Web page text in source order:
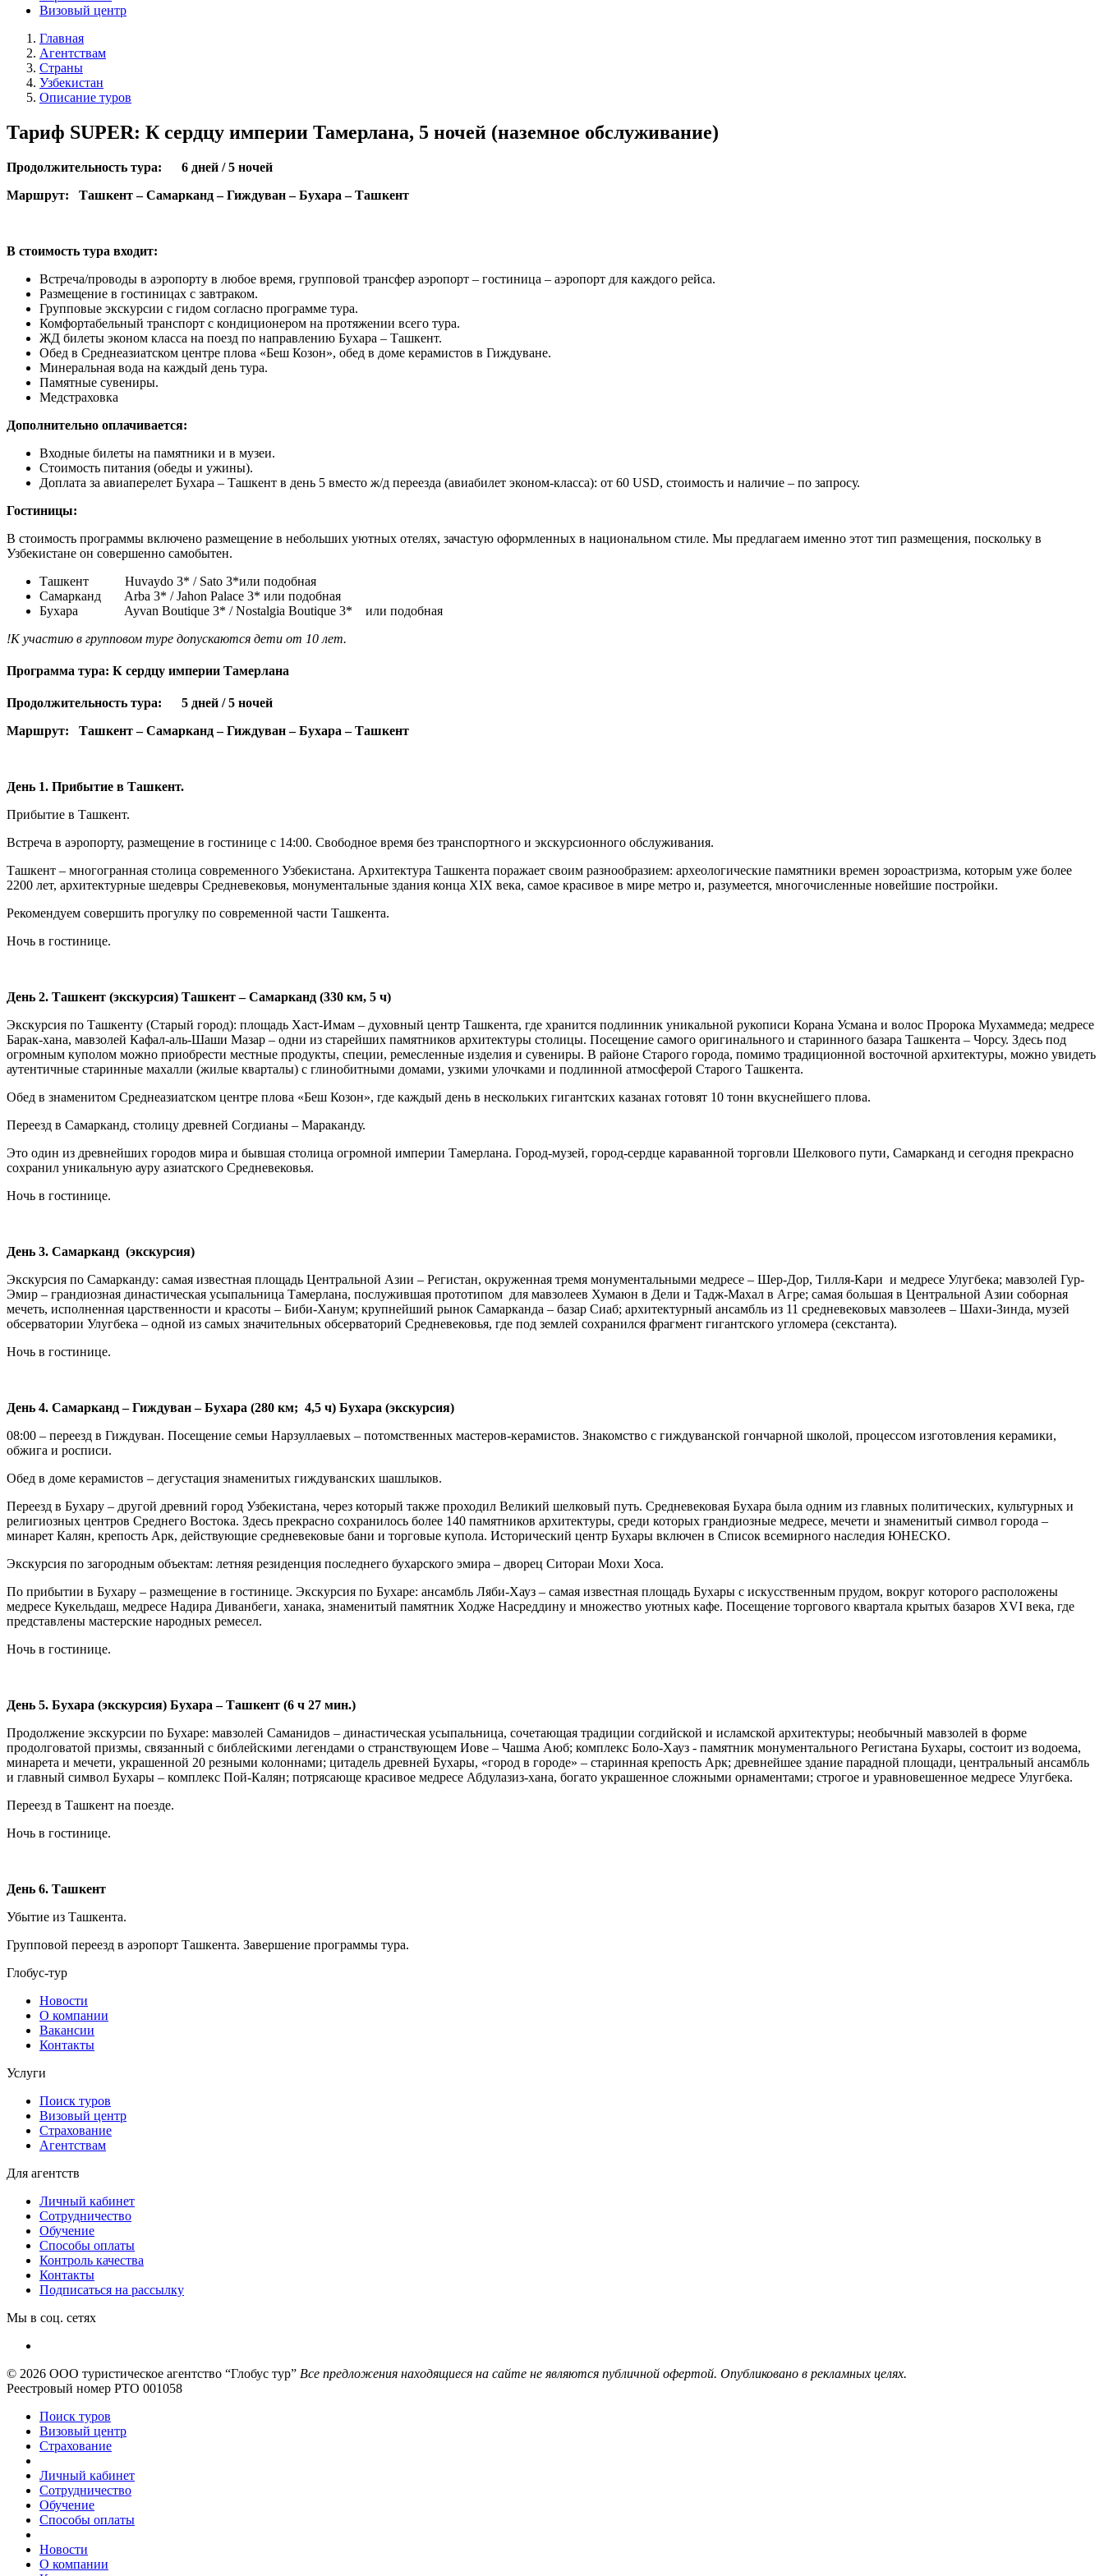
Визовый центр
Главная
Агентствам
Страны
Узбекистан
Описание туров
Тариф SUPER: К сердцу империи Тамерлана, 5 ночей (наземное обслуживание)
Продолжительность тура: 6 дней / 5 ночей
Маршрут: Ташкент – Самарканд – Гиждуван – Бухара – Ташкент
В стоимость тура входит:
Встреча/проводы в аэропорту в любое время, групповой трансфер аэропорт – гостиница – аэропорт для каждого рейса.
Размещение в гостиницах с завтраком.
Групповые экскурсии с гидом согласно программе тура.
Комфортабельный транспорт с кондиционером на протяжении всего тура.
ЖД билеты эконом класса на поезд по направлению Бухара – Ташкент.
Обед в Среднеазиатском центре плова «Беш Козон», обед в доме керамистов в Гиждуване.
Минеральная вода на каждый день тура.
Памятные сувениры.
Медстраховка
Дополнительно оплачивается:
Входные билеты на памятники и в музеи.
Стоимость питания (обеды и ужины).
Доплата за авиаперелет Бухара – Ташкент в день 5 вместо ж/д переезда (авиабилет эконом-класса): от 60 USD, стоимость и наличие – по запросу.
Гостиницы:
В стоимость программы включено размещение в небольших уютных отелях, зачастую оформленных в национальном стиле. Мы предлагаем именно этот тип размещения, поскольку в
Узбекистане он совершенно самобытен.
Ташкент Huvaydo 3* / Sato 3*или подобная
Самарканд Arba 3* / Jahon Palace 3* или подобная
Бухара Ayvan Boutique 3* / Nostalgia Boutique 3* или подобная
!К участию в групповом туре допускаются дети от 10 лет.
Программа тура: К сердцу империи Тамерлана
Продолжительность тура: 5 дней / 5 ночей
Маршрут: Ташкент – Самарканд – Гиждуван – Бухара – Ташкент
День 1. Прибытие в Ташкент.
Прибытие в Ташкент.
Встреча в аэропорту, размещение в гостинице с 14:00. Свободное время без транспортного и экскурсионного обслуживания.
Ташкент – многогранная столица современного Узбекистана. Архитектура Ташкента поражает своим разнообразием: археологические памятники времен зороастризма, которым уже более
2200 лет, архитектурные шедевры Средневековья, монументальные здания конца XIX века, самое красивое в мире метро и, разумеется, многочисленные новейшие постройки.
Рекомендуем совершить прогулку по современной части Ташкента.
Ночь в гостинице.
День 2. Ташкент (экскурсия) Ташкент – Самарканд (330 км, 5 ч)
Экскурсия по Ташкенту (Старый город): площадь Хаст-Имам – духовный центр Ташкента, где хранится подлинник уникальной рукописи Корана Усмана и волос Пророка Мухаммеда; медресе
Барак-хана, мавзолей Кафал-аль-Шаши Мазар – одни из старейших памятников архитектуры столицы. Посещение самого оригинального и старинного базара Ташкента – Чорсу. Здесь под
огромным куполом можно приобрести местные продукты, специи, ремесленные изделия и сувениры. В районе Старого города, помимо традиционной восточной архитектуры, можно увидеть
аутентичные старинные махалли (жилые кварталы) с глинобитными домами, узкими улочками и подлинной атмосферой Старого Ташкента.
Обед в знаменитом Среднеазиатском центре плова «Беш Козон», где каждый день в нескольких гигантских казанах готовят 10 тонн вкуснейшего плова.
Переезд в Самарканд, столицу древней Согдианы – Мараканду.
Это один из древнейших городов мира и бывшая столица огромной империи Тамерлана. Город-музей, город-сердце караванной торговли Шелкового пути, Самарканд и сегодня прекрасно
сохранил уникальную ауру азиатского Средневековья.
Ночь в гостинице.
День 3. Самарканд (экскурсия)
Экскурсия по Самарканду: самая известная площадь Центральной Азии – Регистан, окруженная тремя монументальными медресе – Шер-Дор, Тилля-Кари и медресе Улугбека; мавзолей Гур-
Эмир – грандиозная династическая усыпальница Тамерлана, послужившая прототипом для мавзолеев Хумаюн в Дели и Тадж-Махал в Агре; самая большая в Центральной Азии соборная
мечеть, исполненная царственности и красоты – Биби-Ханум; крупнейший рынок Самарканда – базар Сиаб; архитектурный ансамбль из 11 средневековых мавзолеев – Шахи-Зинда, музей
обсерватории Улугбека – одной из самых значительных обсерваторий Средневековья, где под землей сохранился фрагмент гигантского угломера (секстанта).
Ночь в гостинице.
День 4. Самарканд – Гиждуван – Бухара (280 км; 4,5 ч) Бухара (экскурсия)
08:00 – переезд в Гиждуван. Посещение семьи Нарзуллаевых – потомственных мастеров-керамистов. Знакомство с гиждуванской гончарной школой, процессом изготовления керамики,
обжига и росписи.
Обед в доме керамистов – дегустация знаменитых гиждуванских шашлыков.
Переезд в Бухару – другой древний город Узбекистана, через который также проходил Великий шелковый путь. Средневековая Бухара была одним из главных политических, культурных и
религиозных центров Среднего Востока. Здесь прекрасно сохранилось более 140 памятников архитектуры, среди которых грандиозные медресе, мечети и знаменитый символ города –
минарет Калян, крепость Арк, действующие средневековые бани и торговые купола. Исторический центр Бухары включен в Список всемирного наследия ЮНЕСКО.
Экскурсия по загородным объектам: летняя резиденция последнего бухарского эмира – дворец Ситораи Мохи Хоса.
По прибытии в Бухару – размещение в гостинице. Экскурсия по Бухаре: ансамбль Ляби-Хауз – самая известная площадь Бухары с искусственным прудом, вокруг которого расположены
медресе Кукельдаш, медресе Надира Диванбеги, ханака, знаменитый памятник Ходже Насреддину и множество уютных кафе. Посещение торгового квартала крытых базаров XVI века, где
представлены мастерские народных ремесел.
Ночь в гостинице.
День 5. Бухара (экскурсия) Бухара – Ташкент (6 ч 27 мин.)
Продолжение экскурсии по Бухаре: мавзолей Саманидов – династическая усыпальница, сочетающая традиции согдийской и исламской архитектуры; необычный мавзолей в форме
продолговатой призмы, связанный с библейскими легендами о странствующем Иове – Чашма Аюб; комплекс Боло-Хауз - памятник монументального Регистана Бухары, состоит из водоема,
минарета и мечети, украшенной 20 резными колоннами; цитадель древней Бухары, «город в городе» – старинная крепость Арк; древнейшее здание парадной площади, центральный ансамбль
и главный символ Бухары – комплекс Пой-Калян; потрясающе красивое медресе Абдулазиз-хана, богато украшенное сложными орнаментами; строгое и уравновешенное медресе Улугбека.
Переезд в Ташкент на поезде.
Ночь в гостинице.
День 6. Ташкент
Убытие из Ташкента.
Групповой переезд в аэропорт Ташкента. Завершение программы тура.
Глобус-тур
Новости
О компании
Вакансии
Контакты
Услуги
Поиск туров
Визовый центр
Страхование
Агентствам
Для агентств
Личный кабинет
Сотрудничество
Обучение
Способы оплаты
Контроль качества
Контакты
Подписаться на рассылку
Мы в соц. сетях
© 2026 ООО туристическое агентство “Глобус тур” Все предложения находящиеся на сайте не являются публичной офертой. Опубликовано в рекламных целях.
Реестровый номер РТО 001058
Поиск туров
Визовый центр
Страхование
Личный кабинет
Сотрудничество
Обучение
Способы оплаты
Новости
О компании